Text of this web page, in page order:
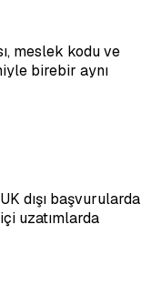
meslek kodu ve
birebir aynı
dışı başvurularda
uzatımlarda